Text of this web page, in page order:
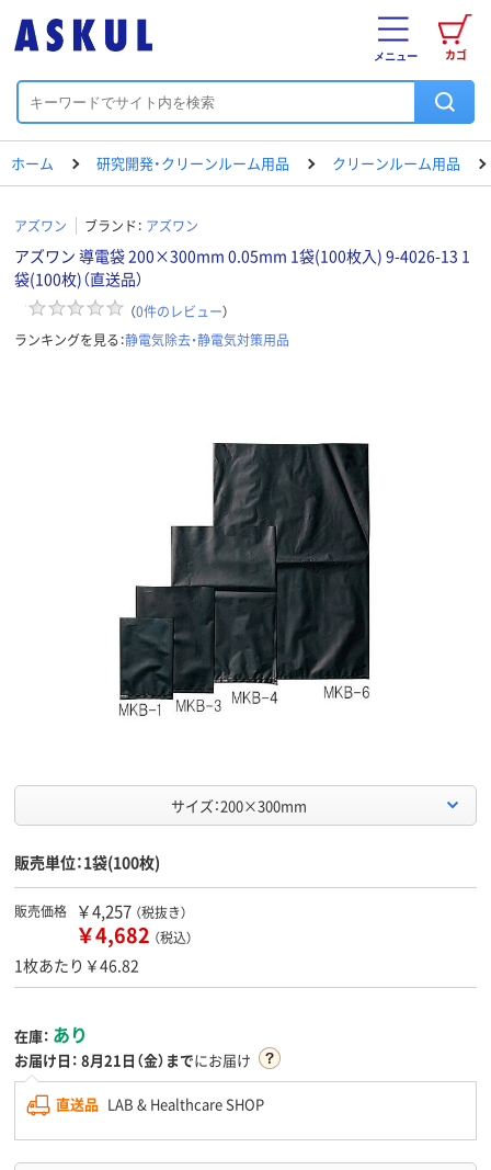
カゴ
メニュー
ホーム 研究開発・クリーンルーム用品 クリーンルーム用品
アズワン ブランド： アズワン
アズワン 導電袋 200×300mm 0.05mm 1袋(100枚入) 9-4026-13 1
袋(100枚)（直送品）
（0件のレビュー）
ランキングを見る：静電気除去・静電気対策用品
サイズ：200×300mm
販売単位：1袋(100枚)
販売価格 ￥4,257 （税抜き）
￥4,682 （税込）
1枚あたり￥46.82
在庫： あり
お届け日： 8月21日（金）までにお届け
直送品 LAB & Healthcare SHOP